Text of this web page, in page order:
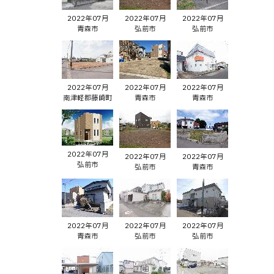
2022年07月
青森市
2022年07月
弘前市
2022年07月
弘前市
2022年07月
南津軽郡藤崎町
2022年07月
青森市
2022年07月
青森市
2022年07月
弘前市
2022年07月
弘前市
2022年07月
青森市
2022年07月
青森市
2022年07月
弘前市
2022年07月
弘前市